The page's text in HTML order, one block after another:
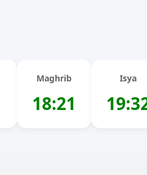
Maghrib
18:21
Isya